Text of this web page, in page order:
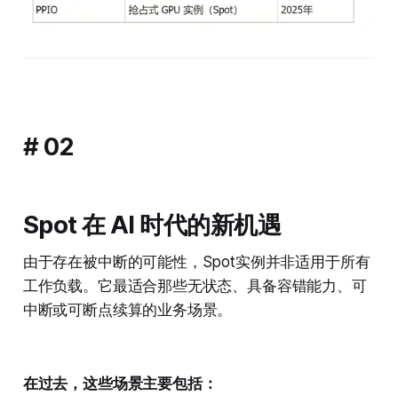
# 02
Spot 在 AI 时代的新机遇
由于存在被中断的可能性，Spot实例并非适用于所有
工作负载。它最适合那些无状态、具备容错能力、可
中断或可断点续算的业务场景。
在过去，这些场景主要包括：